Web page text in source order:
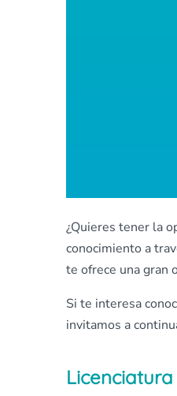
¿Quieres tener la
conocimiento a
te ofrece una gran
Si te interesa
invitamos a